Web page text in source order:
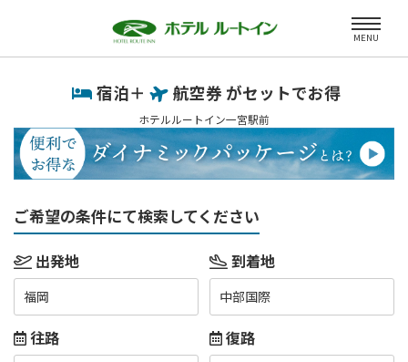
MENU
宿泊＋ 航空券 がセットでお得
ホテルルートイン一宮駅前
ご希望の条件にて検索してください
出発地
福岡
到着地
中部国際
往路 復路